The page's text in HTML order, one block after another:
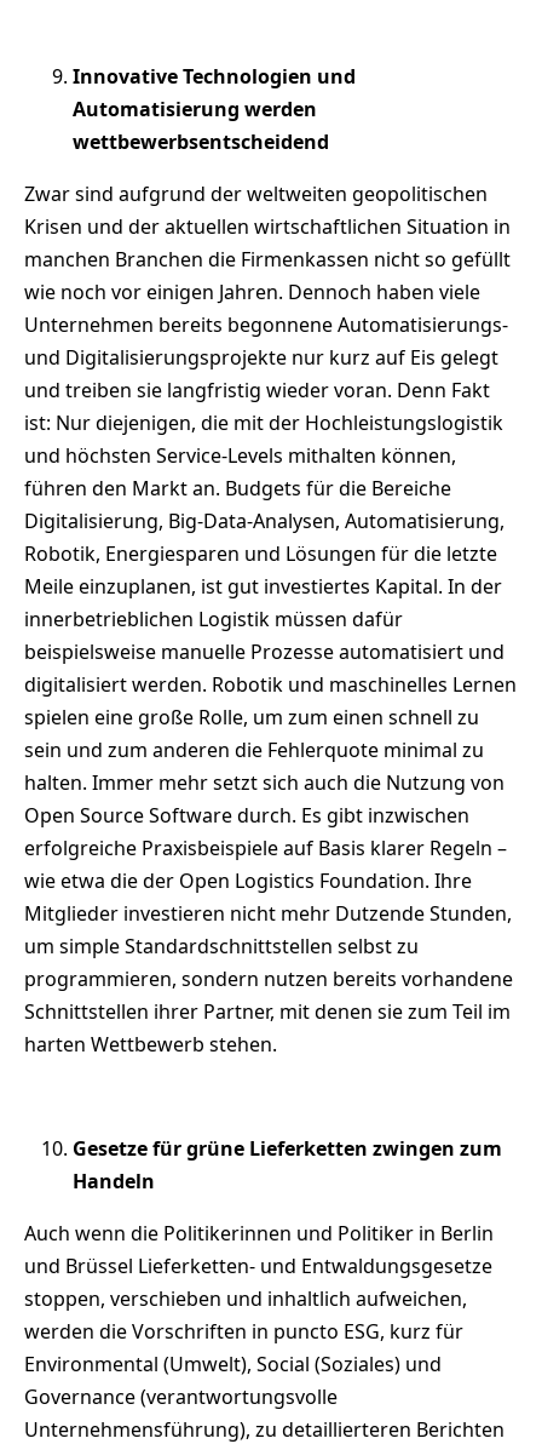
Innovative Technologien und
Automatisierung werden
wettbewerbsentscheidend
Zwar sind aufgrund der weltweiten geopolitischen
Krisen und der aktuellen wirtschaftlichen Situation in
manchen Branchen die Firmenkassen nicht so gefüllt
wie noch vor einigen Jahren. Dennoch haben viele
Unternehmen bereits begonnene Automatisierungs-
und Digitalisierungsprojekte nur kurz auf Eis gelegt
und treiben sie langfristig wieder voran. Denn Fakt
ist: Nur diejenigen, die mit der Hochleistungslogistik
und höchsten Service-Levels mithalten können,
führen den Markt an. Budgets für die Bereiche
Digitalisierung, Big-Data-Analysen, Automatisierung,
Robotik, Energiesparen und Lösungen für die letzte
Meile einzuplanen, ist gut investiertes Kapital. In der
innerbetrieblichen Logistik müssen dafür
beispielsweise manuelle Prozesse automatisiert und
digitalisiert werden. Robotik und maschinelles Lernen
spielen eine große Rolle, um zum einen schnell zu
sein und zum anderen die Fehlerquote minimal zu
halten. Immer mehr setzt sich auch die Nutzung von
Open Source Software durch. Es gibt inzwischen
erfolgreiche Praxisbeispiele auf Basis klarer Regeln –
wie etwa die der Open Logistics Foundation. Ihre
Mitglieder investieren nicht mehr Dutzende Stunden,
um simple Standardschnittstellen selbst zu
programmieren, sondern nutzen bereits vorhandene
Schnittstellen ihrer Partner, mit denen sie zum Teil im
harten Wettbewerb stehen.
Gesetze für grüne Lieferketten zwingen zum
Handeln
Auch wenn die Politikerinnen und Politiker in Berlin
und Brüssel Lieferketten- und Entwaldungsgesetze
stoppen, verschieben und inhaltlich aufweichen,
werden die Vorschriften in puncto ESG, kurz für
Environmental (Umwelt), Social (Soziales) und
Governance (verantwortungsvolle
Unternehmensführung), zu detaillierteren Berichten